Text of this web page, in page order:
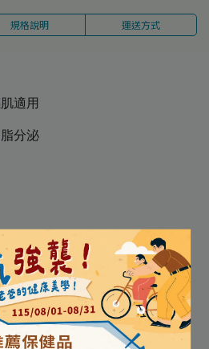
規格說明 運送方式
適用
分泌
POSAY】 青春潔膚凝